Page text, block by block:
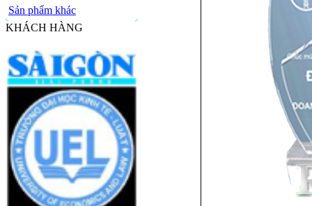
Sản phẩm khác
KHÁCH HÀNG